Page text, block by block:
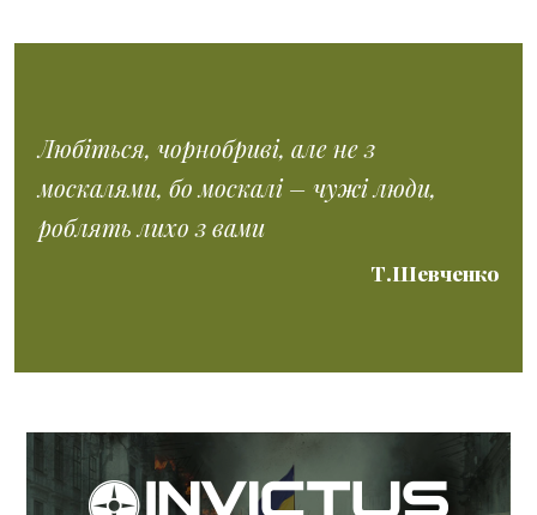
Любіться, чорнобриві, але не з
москалями, бо москалі – чужі люди,
роблять лихо з вами
Т.Шевченко